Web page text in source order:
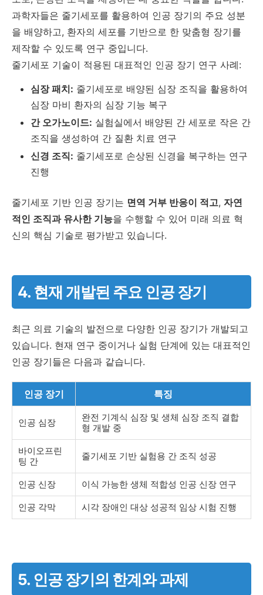
과학자들은 줄기세포를 활용하여 인공 장기의 주요 성분
을 배양하고, 환자의 세포를 기반으로 한 맞춤형 장기를
제작할 수 있도록 연구 중입니다.
줄기세포 기술이 적용된 대표적인 인공 장기 연구 사례:
심장 패치: 줄기세포로 배양된 심장 조직을 활용하여
심장 마비 환자의 심장 기능 복구
간 오가노이드: 실험실에서 배양된 간 세포로 작은 간
조직을 생성하여 간 질환 치료 연구
신경 조직: 줄기세포로 손상된 신경을 복구하는 연구
진행
줄기세포 기반 인공 장기는 면역 거부 반응이 적고, 자연
적인 조직과 유사한 기능을 수행할 수 있어 미래 의료 혁
신의 핵심 기술로 평가받고 있습니다.
4. 현재 개발된 주요 인공 장기
최근 의료 기술의 발전으로 다양한 인공 장기가 개발되고
있습니다. 현재 연구 중이거나 실험 단계에 있는 대표적인
인공 장기들은 다음과 같습니다.
인공 장기 특징
인공 심장
완전 기계식 심장 및 생체 심장 조직 결합
형 개발 중
바이오프린
팅 간
줄기세포 기반 실험용 간 조직 성공
인공 신장 이식 가능한 생체 적합성 인공 신장 연구
인공 각막 시각 장애인 대상 성공적 임상 시험 진행
5. 인공 장기의 한계와 과제